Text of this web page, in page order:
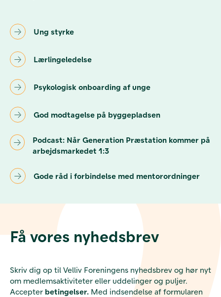
Ung styrke
Lærlingeledelse
Psykologisk onboarding af unge
God modtagelse på byggepladsen
Podcast: Når Generation Præstation kommer på
arbejdsmarkedet 1:3
Gode råd i forbindelse med mentorordninger
Få vores nyhedsbrev
Skriv dig op til Velliv Foreningens nyhedsbrev og hør nyt
om medlemsaktiviteter eller uddelinger og puljer.
Accepter betingelser. Med indsendelse af formularen